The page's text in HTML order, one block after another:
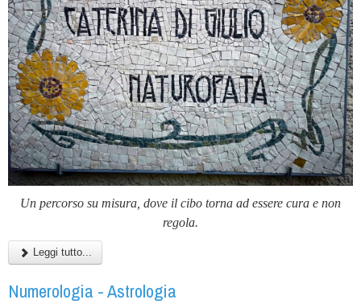
Un percorso su misura, dove il cibo torna ad essere cura e non
regola.
Leggi tutto...
Numerologia - Astrologia